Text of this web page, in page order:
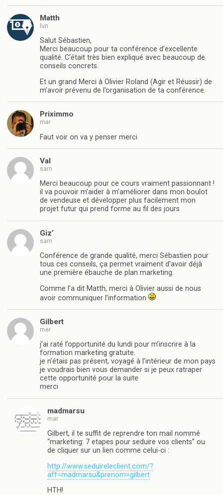
Matth
lun
Salut Sébastien,
Merci beaucoup pour ta conférence d’excellente
qualité. C’était très bien expliqué avec beaucoup de
conseils concrets.
Et un grand Merci à Olivier Roland (Agir et Réussir) de
m’avoir prévenu de l’organisation de ta conférence.
Priximmo
mar
Faut voir on va y penser merci
Val
sam
Merci beaucoup pour ce cours vraiment passionnant !
il va pouvoir m’aider à m’améliorer dans mon boulot
de vendeuse et développer plus facilement mon
projet futur qui prend forme au fil des jours
Giz’
sam
Conférence de grande qualité, merci Sébastien pour
tous ces conseils, ça permet vraiment d’avoir déjà
une première ébauche de plan marketing.
Comme l’a dit Matth, merci à Olivier aussi de nous
avoir communiquer l’information
Gilbert
mer
j’ai raté l’opportunité du lundi pour m’inscrire à la
formation marketing gratuite.
je n’étais pas présent, voyagé à l’intérieur de mon pays
je voudrais bien vous demander si je peux ratraper
cette opportunité pour la suite
merci
madmarsu
mar
Gilbert, il te suffit de reprendre ton mail nommé
“marketing: 7 etapes pour seduire vos clients” ou
de cliquer sur un lien comme celui-ci :
http://www.seduireleclient.com/?
aff=madmarsu&prenom=gilbert
HTH!